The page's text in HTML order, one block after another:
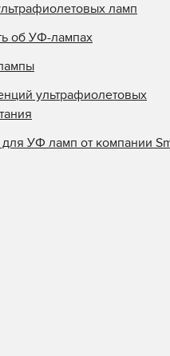
ламп
об УФ-лампах
ультрафиолетовых
для УФ ламп от компании